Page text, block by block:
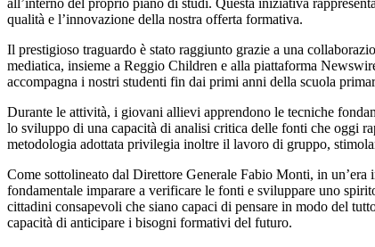
qualità e l’innovazione della nostra offerta formativa.
Il prestigioso traguardo è stato raggiunto grazie a una
mediatica, insieme a Reggio Children e alla piattaforma
accompagna i nostri studenti fin dai primi anni della scuola
Durante le attività, i giovani allievi apprendono le tecniche
lo sviluppo di una capacità di analisi critica delle fonti che oggi
metodologia adottata privilegia inoltre il lavoro di gruppo,
Come sottolineato dal Direttore Generale Fabio Monti, in
fondamentale imparare a verificare le fonti e sviluppare uno
cittadini consapevoli che siano capaci di pensare in modo del
capacità di anticipare i bisogni formativi del futuro.